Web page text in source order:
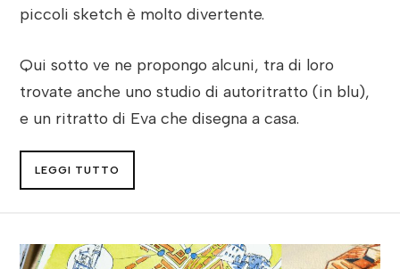
piccoli sketch è molto divertente.
Qui sotto ve ne propongo alcuni, tra di loro
trovate anche uno studio di autoritratto (in blu),
e un ritratto di Eva che disegna a casa.
LEGGI TUTTO